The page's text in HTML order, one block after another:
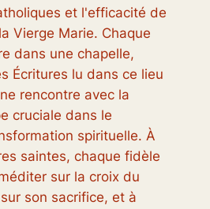
et l'efficacité de
Vierge Marie. Chaque
dans une chapelle,
Écritures lu dans ce lieu
rencontre avec la
cruciale dans le
spirituelle. À
saintes, chaque fidèle
sur la croix du
son sacrifice, et à